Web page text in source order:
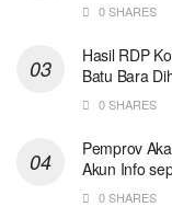
0 SHARES
Hasil RDP
Batu Bara
0 SHARES
Pemprov
Akun Info
0 SHARES